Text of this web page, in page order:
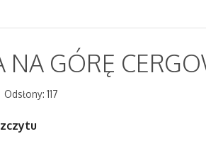
NA GÓRĘ
Odsłony: 117